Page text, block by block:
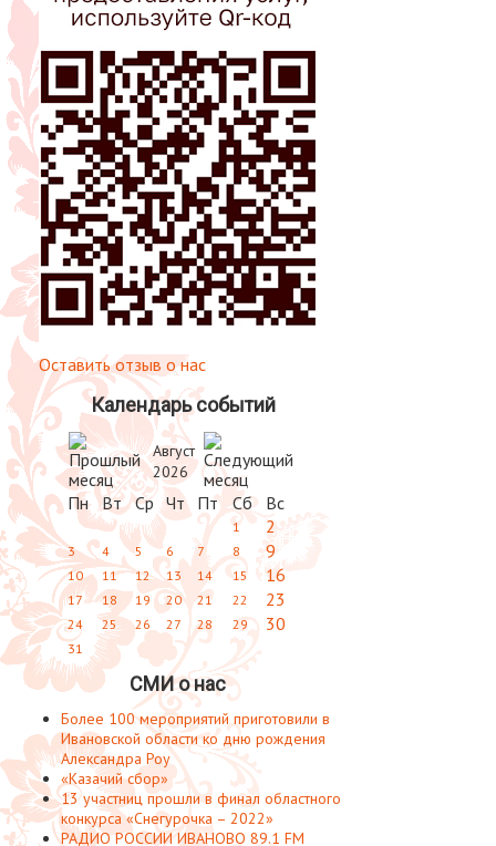
Оставить отзыв о нас
Календарь событий
Август
2026
Пн Вт Ср Чт Пт Сб Вс
1 2
3 4 5 6 7 8 9
10 11 12 13 14 15 16
17 18 19 20 21 22 23
24 25 26 27 28 29 30
31
СМИ о нас
Более 100 мероприятий приготовили в
Ивановской области ко дню рождения
Александра Роу
«Казачий сбор»
13 участниц прошли в финал областного
конкурса «Снегурочка – 2022»
РАДИО РОССИИ ИВАНОВО 89.1 FM